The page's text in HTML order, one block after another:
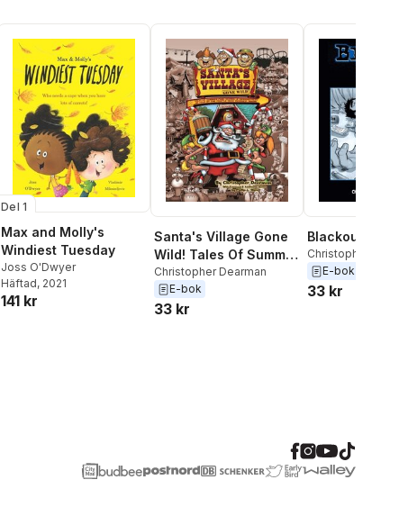
Del 1
Max and Molly's
Windiest Tuesday
Joss O'Dwyer
Häftad, 2021
141 kr
Santa's Village Gone
Wild! Tales Of Summer
Fun, Hijinx &
Debauchery As Told
By The People Who
Christopher Dearman
E-bok
33 kr
Blackout
Christopher
E-bok
33 kr